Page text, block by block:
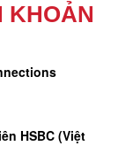
KHOẢN
HSBC (Việt